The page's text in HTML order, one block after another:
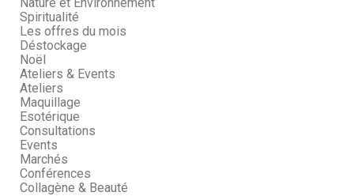
Spiritualité
Les offres du mois
Déstockage
Noël
Ateliers & Events
Ateliers
Maquillage
Esotérique
Consultations
Events
Marchés
Conférences
Collagène & Beauté